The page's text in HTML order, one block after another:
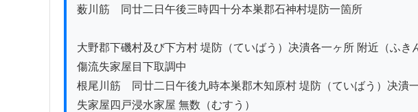
薮川筋　同廿二日午後三時四十分本巣郡石神村堤防一箇所
大野郡下磯村及び下方村 堤防（ていばう）决潰各一ヶ所 附近（ふき
傷流失家屋目下取調中
根尾川筋　同廿二日午後九時本巣郡木知原村 堤防（ていばう）决潰
失家屋四戸浸水家屋 無数（むすう）